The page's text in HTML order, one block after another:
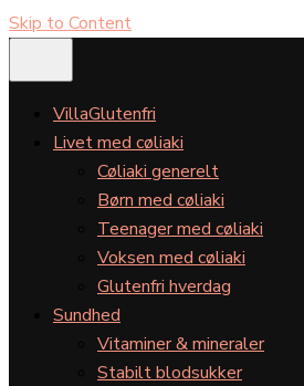
Skip to Content
VillaGlutenfri
Livet med cøliaki
Cøliaki generelt
Børn med cøliaki
Teenager med cøliaki
Voksen med cøliaki
Glutenfri hverdag
Sundhed
Vitaminer & mineraler
Stabilt blodsukker